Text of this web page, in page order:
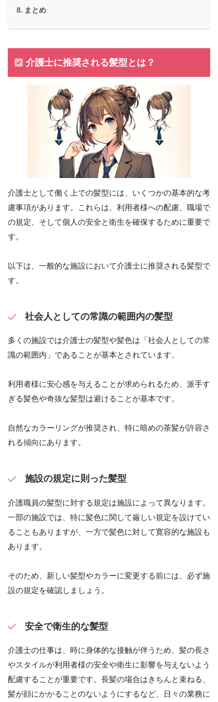
まとめ
介護士に推奨される髪型とは？
介護士として働く上での髪型には、いくつかの基本的な考
慮事項があります。これらは、利用者様への配慮、職場で
の規定、そして個人の安全と衛生を確保するために重要で
す。
以下は、一般的な施設において介護士に推奨される髪型で
す。
社会人としての常識の範囲内の髪型
多くの施設では介護士の髪型や髪色は「社会人としての常
識の範囲内」であることが基本とされています。
利用者様に安心感を与えることが求められるため、派手す
ぎる髪色や奇抜な髪型は避けることが基本です。
自然なカラーリングが推奨され、特に暗めの茶髪が許容さ
れる傾向にあります。
施設の規定に則った髪型
介護職員の髪型に対する規定は施設によって異なります。
一部の施設では、特に髪色に関して厳しい規定を設けてい
ることもありますが、一方で髪色に対して寛容的な施設も
あります。
そのため、新しい髪型やカラーに変更する前には、必ず施
設の規定を確認しましょう。
安全で衛生的な髪型
介護士の仕事は、時に身体的な接触が伴うため、髪の長さ
やスタイルが利用者様の安全や衛生に影響を与えないよう
配慮することが重要です。長髪の場合はきちんと束ねる、
髪が顔にかかることのないようにするなど、日々の業務に